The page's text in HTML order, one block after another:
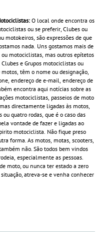
O local onde encontra os
ou se preferir, Clubes ou
motokeiros, são expressões de que
nada. Uns gostamos mais de
motociclistas, mas outros epítetos
e Grupos motociclistas ou
têm o nome ou designação,
endereço de e-mail, endereço de
encontra aqui notícias sobre as
motociclistas, passeios de moto
directamente ligadas às motos,
ou quatro rodas, que é o caso das
vontade de fazer e ligadas ao
motociclista. Não fique preso
forma. As motos, motas, scooters,
não. São todos bem vindos
especialmente as pessoas.
moto, ou nunca ter estado a zero
atreva-se e venha conhecer